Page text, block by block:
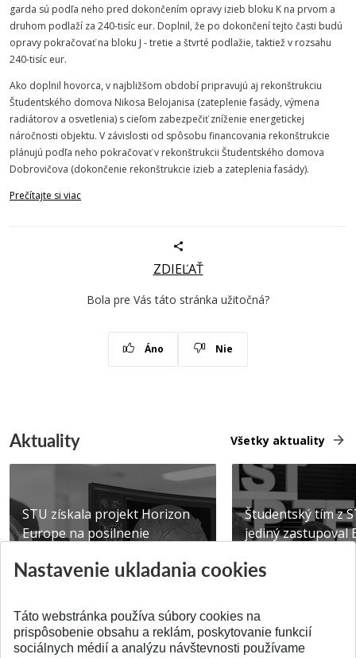
garda sú podľa neho pred dokončením opravy izieb bloku K na prvom a
druhom podlaží za 240-tisíc eur. Doplnil, že po dokončení tejto časti budú
opravy pokračovať na bloku J - tretie a štvrté podlažie, taktiež v rozsahu
240-tisíc eur.
Ako doplnil hovorca, v najbližšom období pripravujú aj rekonštrukciu
Študentského domova Nikosa Belojanisa (zateplenie fasády, výmena
radiátorov a osvetlenia) s cieľom zabezpečiť zníženie energetickej
náročnosti objektu. V závislosti od spôsobu financovania rekonštrukcie
plánujú podľa neho pokračovať v rekonštrukcii Študentského domova
Dobrovičova (dokončenie rekonštrukcie izieb a zateplenia fasády).
Prečítajte si viac
ZDIEĽAŤ
Bola pre Vás táto stránka užitočná?
Áno Nie
Aktuality Všetky aktuality
STU získala projekt Horizon
Europe na posilnenie
Publikované 31.07.2026
Študentský tím z
jediný zastupoval
Publikované
Nastavenie ukladania cookies
Táto webstránka používa súbory cookies na
prispôsobenie obsahu a reklám, poskytovanie funkcií
sociálnych médií a analýzu návštevnosti používame